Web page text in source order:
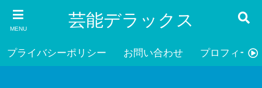
MENU 芸能デラックス
プライバシーポリシー お問い合わせ プロフィール